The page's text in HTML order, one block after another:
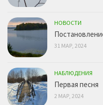
НОВОСТИ
31 МАР, 2024
НАБЛЮДЕНИЯ
Первая песня
2 МАР, 2024